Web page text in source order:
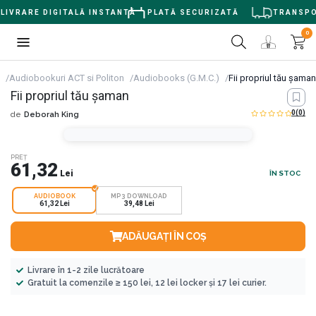
DIGITALĂ INSTANTĂ PLATĂ SECURIZATĂ
0
Audiobookuri ACT si Politon Audiobooks (G.M.C.) Fii propriul tău şaman
Fii propriul tău şaman
de Deborah King 0(0)
PREȚ
61,32 Lei ÎN STOC
AUDIOBOOK
61,32 Lei
MP3 DOWNLOAD
39,48 Lei
ADĂUGAȚI ÎN COȘ
Livrare în 1-2 zile lucrătoare
Gratuit la comenzile ≥ 150 lei, 12 lei locker și 17 lei curier.